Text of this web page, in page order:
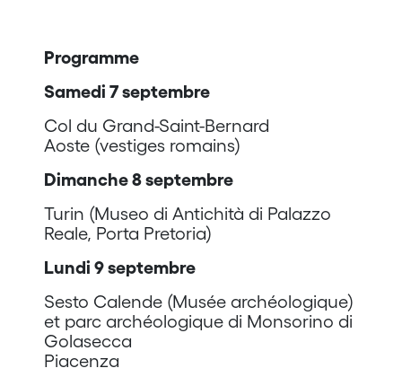
Programme
Samedi 7 septembre
Col du Grand-Saint-Bernard
Aoste (vestiges romains)
Dimanche 8 septembre
Turin (Museo di Antichità di Palazzo
Reale, Porta Pretoria)
Lundi 9 septembre
Sesto Calende (Musée archéologique)
et parc archéologique di Monsorino di
Golasecca
Piacenza